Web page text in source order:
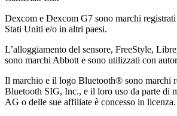
Dexcom e Dexcom G7 sono marchi
Stati Uniti e/o in altri paesi.
L’alloggiamento del sensore, FreeStyle,
sono marchi Abbott e sono utilizzati con
Il marchio e il logo Bluetooth® sono marchi
Bluetooth SIG, Inc., e il loro uso da parte di
AG o delle sue affiliate è concesso in licenza.